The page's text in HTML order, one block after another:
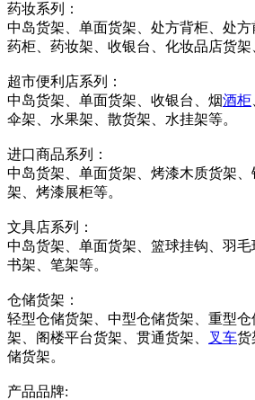
药妆系列：
中岛货架、单面货架、处方背柜、处
药柜、药妆架、收银台、化妆品店货架
超市便利店系列：
中岛货架、单面货架、收银台、烟酒柜
伞架、水果架、散货架、水挂架等。
进口商品系列：
中岛货架、单面货架、烤漆木质货架
架、烤漆展柜等。
文具店系列：
中岛货架、单面货架、篮球挂钩、羽毛
书架、笔架等。
仓储货架：
轻型仓储货架、中型仓储货架、重型
架、阁楼平台货架、贯通货架、
叉车货
储货架。
产品品牌: